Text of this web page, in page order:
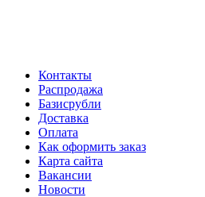
Контакты
Распродажа
Базисрубли
Доставка
Оплата
Как оформить заказ
Карта сайта
Вакансии
Новости